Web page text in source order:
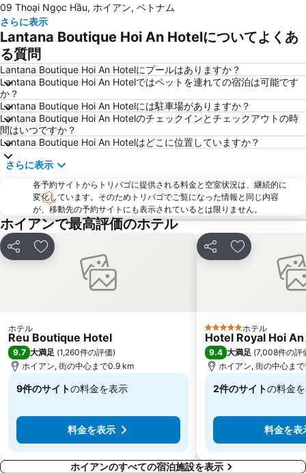
Ba Na Hill
09 Thoại Ngọc Hầu, ホイアン, ベトナム
さらに表示
Lantana Boutique Hoi An Hotelについてよくあ
る質問
Lantana Boutique Hoi An Hotelにプールはありますか？
Lantana Boutique Hoi An Hotelではペットを連れての宿泊は可能です
か？
Lantana Boutique Hoi An Hotelには駐車場がありますか？
Lantana Boutique Hoi An Hotelのチェックインとチェックアウトの時
間はいつですか？
Lantana Boutique Hoi An Hotelはどこに位置していますか？
さらに表示
各予約サイトからトリバゴに提供される料金と空室状況は、継続的に
変化しています。そのためトリバゴでご覧になった情報と同じ内容
が、移動先の予約サイトにも表示されているとは限りません。
ホイアンで最高評価のホテル
シェア お気に入りに追加
ホテル
Reu Boutique Hotel
9.7 大満足 (1,260件の評価)
ホイアン, 街の中心まで0.9 km
9件のサイトの料金を表示
値
料金を表示
シェア お気に入りに
5 ホテルのランク
ホテル
Hotel Royal Hoi
9.4 大満足 (7,008件の評
ホイアン, 街の中心ま
2件のサイトの料金
値
￥18,867料金を表
ホイアンのすべての宿泊施設を表示